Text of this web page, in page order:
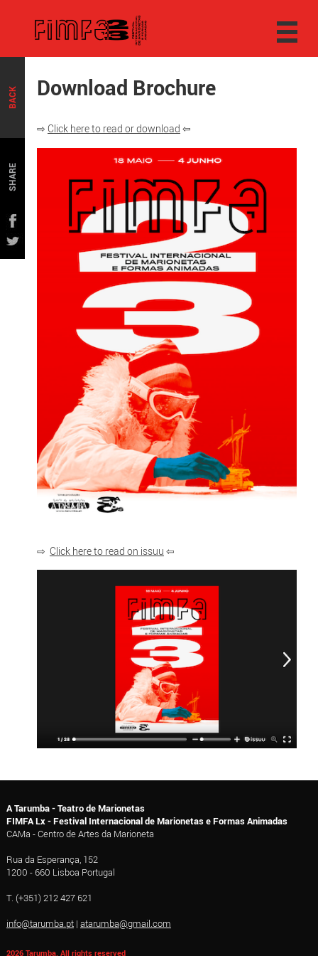
BACK
SHARE
Download Brochure
⇨ Click here to read or download ⇦
⇨ Click here to read on issuu ⇦
A Tarumba - Teatro de Marionetas
FIMFA Lx - Festival Internacional de Marionetas e Formas Animadas
CAMa - Centro de Artes da Marioneta
Rua da Esperança, 152
1200 - 660 Lisboa Portugal
T. (+351) 212 427 621
info@tarumba.pt| atarumba@gmail.com
2026 Tarumba, All rights reserved